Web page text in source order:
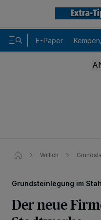
E-Paper
Willich
Grundsteinlegung im
Der neue